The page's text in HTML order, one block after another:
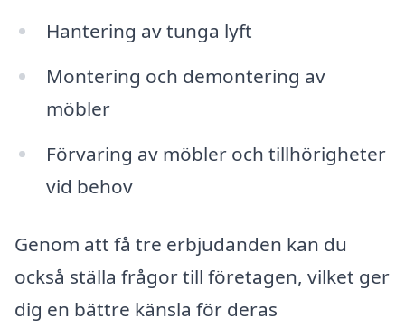
Hantering av tunga lyft
Montering och demontering av
möbler
Förvaring av möbler och tillhörigheter
vid behov
Genom att få tre erbjudanden kan du
också ställa frågor till företagen, vilket ger
dig en bättre känsla för deras